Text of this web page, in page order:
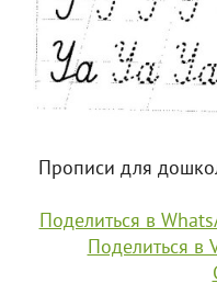
Прописи для
Поделиться в
Поделиться в